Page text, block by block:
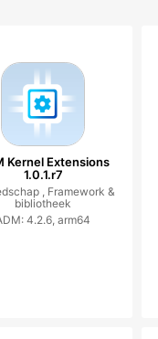
Kernel Extensions
1.0.1.r7
, Framework &
bibliotheek
4.2.6, arm64